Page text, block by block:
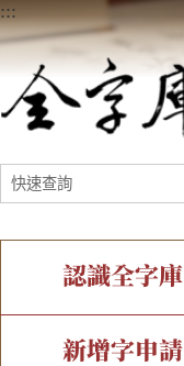
:::
認識全字庫
全字庫介紹
IDS查詢
新增字申請